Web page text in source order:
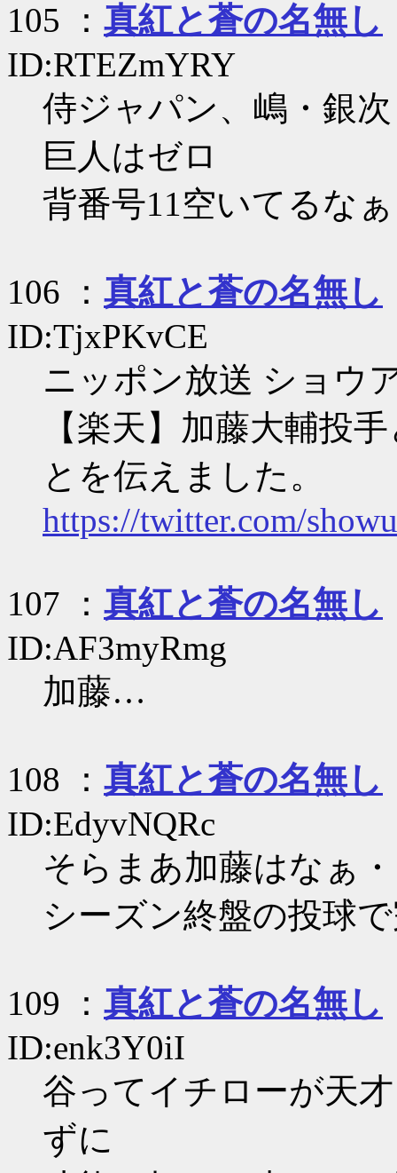
105 ： 真紅と蒼の名無し
ID:RTEZmYRY
侍ジャパン、嶋・銀
巨人はゼロ
背番号11空いてるな
106 ： 真紅と蒼の名無し
ID:TjxPKvCE
ニッポン放送 ショウ
【楽天】加藤大輔投
とを伝えました。
https://twitter.com/
107 ： 真紅と蒼の名無し
ID:AF3myRmg
加藤…
108 ： 真紅と蒼の名無し
ID:EdyvNQRc
そらまあ加藤はなぁ
シーズン終盤の投球
109 ： 真紅と蒼の名無し
ID:enk3Y0iI
谷ってイチローが天
ずに